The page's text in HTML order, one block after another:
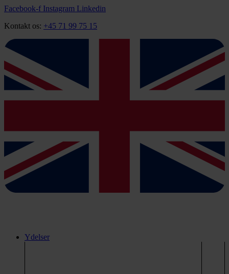
Videre
indhold
Facebook-f Instagram Linkedin
Kontakt os: +45 71 99 75 15
Ydelser